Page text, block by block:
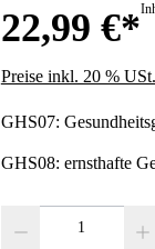
22,99 €*
Preise inkl. 20 %
GHS07:
GHS08: ernsthafte